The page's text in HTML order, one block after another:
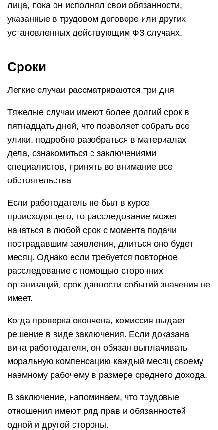
лица, пока он исполнял свои обязанности,
указанные в трудовом договоре или других
установленных действующим ФЗ случаях.
Сроки
Легкие случаи рассматриваются три дня
Тяжелые случаи имеют более долгий срок в
пятнадцать дней, что позволяет собрать все
улики, подробно разобраться в материалах
дела, ознакомиться с заключениями
специалистов, принять во внимание все
обстоятельства
Если работодатель не был в курсе
происходящего, то расследование может
начаться в любой срок с момента подачи
пострадавшим заявления, длиться оно будет
месяц. Однако если требуется повторное
расследование с помощью сторонних
организаций, срок давности событий значения не
имеет.
Когда проверка окончена, комиссия выдает
решение в виде заключения. Если доказана
вина работодателя, он обязан выплачивать
моральную компенсацию каждый месяц своему
наемному рабочему в размере среднего дохода.
В заключение, напоминаем, что трудовые
отношения имеют ряд прав и обязанностей
одной и другой стороны.